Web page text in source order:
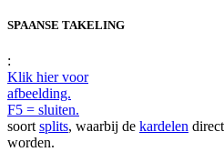
SPAANSE TAKELING
:
Klik hier voor
afbeelding.
F5 = sluiten.
soort splits, waarbij de kardelen
worden.